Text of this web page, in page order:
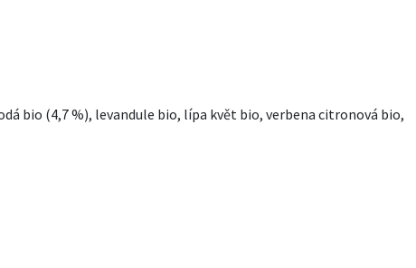
bio (4,7 %), levandule bio, lípa květ bio, verbena citronová bio,